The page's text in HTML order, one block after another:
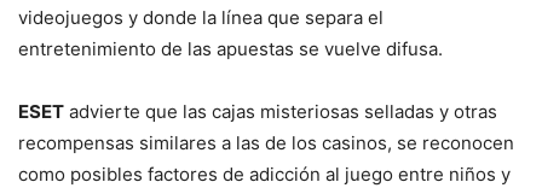
videojuegos y donde la línea que separa el
entretenimiento de las apuestas se vuelve difusa.
ESET advierte que las cajas misteriosas selladas y otras
recompensas similares a las de los casinos, se reconocen
como posibles factores de adicción al juego entre niños y